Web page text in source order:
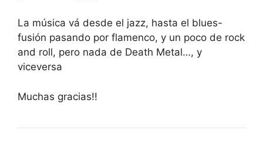
La música vá desde el jazz, hasta el blues-
fusión pasando por flamenco, y un poco de rock
and roll, pero nada de Death Metal…, y
viceversa
Muchas gracias!!